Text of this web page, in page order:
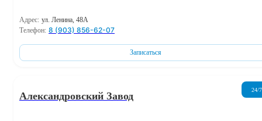
Адрес: ул. Ленина, 48А
Телефон: 8 (903) 856-62-07
Записаться
Александровский Завод
24/7